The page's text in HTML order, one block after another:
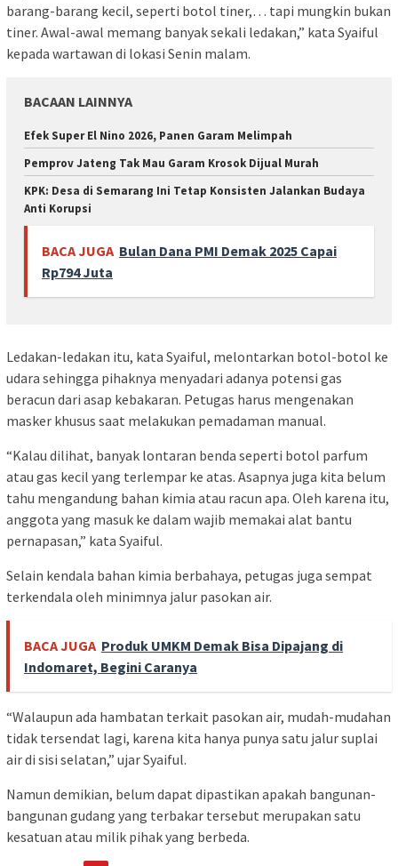
barang-barang kecil, seperti botol tiner,… tapi mungkin bukan
tiner. Awal-awal memang banyak sekali ledakan,” kata Syaiful
kepada wartawan di lokasi Senin malam.
BACAAN LAINNYA
Efek Super El Nino 2026, Panen Garam Melimpah
Pemprov Jateng Tak Mau Garam Krosok Dijual Murah
KPK: Desa di Semarang Ini Tetap Konsisten Jalankan Budaya
Anti Korupsi
BACA JUGA Bulan Dana PMI Demak 2025 Capai
Rp794 Juta
Ledakan-ledakan itu, kata Syaiful, melontarkan botol-botol ke
udara sehingga pihaknya menyadari adanya potensi gas
beracun dari asap kebakaran. Petugas harus mengenakan
masker khusus saat melakukan pemadaman manual.
“Kalau dilihat, banyak lontaran benda seperti botol parfum
atau gas kecil yang terlempar ke atas. Asapnya juga kita belum
tahu mengandung bahan kimia atau racun apa. Oleh karena itu,
anggota yang masuk ke dalam wajib memakai alat bantu
pernapasan,” kata Syaiful.
Selain kendala bahan kimia berbahaya, petugas juga sempat
terkendala oleh minimnya jalur pasokan air.
BACA JUGA Produk UMKM Demak Bisa Dipajang di
Indomaret, Begini Caranya
“Walaupun ada hambatan terkait pasokan air, mudah-mudahan
tidak tersendat lagi, karena kita hanya punya satu jalur suplai
air di sisi selatan,” ujar Syaiful.
Namun demikian, belum dapat dipastikan apakah bangunan-
bangunan gudang yang terbakar tersebut merupakan satu
kesatuan atau milik pihak yang berbeda.